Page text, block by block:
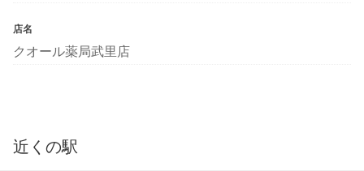
店名
クオール薬局武里店
近くの駅